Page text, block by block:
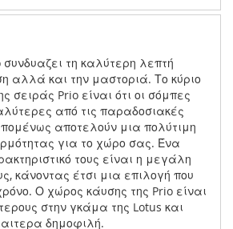
τη καλύτερη λεπτή
αλλά και την μαστοριά. Το κύριο
σειράς Prio είναι ότι οι σόμπες
από τις παραδοσιακές
αποτελούν μια πολύτιμη
για το χώρο σας. Ένα
τους είναι η μεγάλη
κάνοντας έτσι μια επιλογή που
Ο χώρος κάυσης της Prio είναι
στην γκάμα της Lotus και
δημοφιλή.